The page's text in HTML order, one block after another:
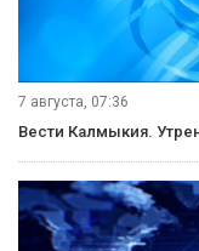
7 августа, 07:36
Вести Калмыкия.